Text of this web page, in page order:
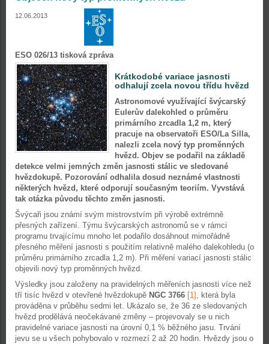
12.06.2013
ESO 026/13 tisková zpráva
Krátkodobé variace jasnosti
odhalují zcela novou třídu hvězd
Astronomové využívající švýcarský
Eulerův dalekohled o průměru
primárního zrcadla 1,2 m, který
pracuje na observatoři ESO/La Silla,
nalezli zcela nový typ proměnných
hvězd. Objev se podařil na základě
detekce velmi jemných změn jasnosti stálic ve sledované
hvězdokupě. Pozorování odhalila dosud neznámé vlastnosti
některých hvězd, které odporují současným teoriím. Vyvstává
tak otázka původu těchto změn jasnosti.
Švýcaři jsou známí svým mistrovstvím při výrobě extrémně
přesných zařízení. Týmu švýcarských astronomů se v rámci
programu trvajícímu mnoho let podařilo dosáhnout mimořádně
přesného měření jasnosti s použitím relativně malého dalekohledu (o
průměru primárního zrcadla 1,2 m). Při měření variací jasnosti stálic
objevili nový typ proměnných hvězd.
Výsledky jsou založeny na pravidelných měřeních jasnosti více než
tří tisíc hvězd v otevřené hvězdokupě NGC 3766 [1] , která byla
prováděna v průběhu sedmi let. Ukázalo se, že 36 ze sledovaných
hvězd prodělává neočekávané změny – projevovaly se u nich
pravidelné variace jasnosti na úrovní 0,1 % běžného jasu. Trvání
jevu se u všech pohybovalo v rozmezí 2 až 20 hodin. Hvězdy jsou o